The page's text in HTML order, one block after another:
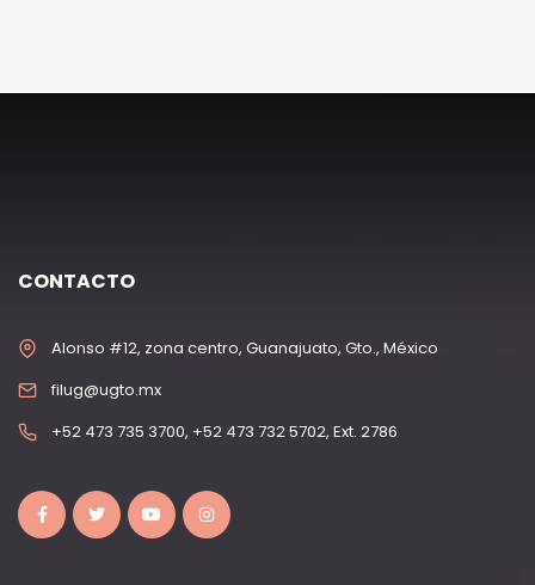
CONTACTO
Alonso #12, zona centro, Guanajuato, Gto., México
filug@ugto.mx
+52 473 735 3700, +52 473 732 5702, Ext. 2786